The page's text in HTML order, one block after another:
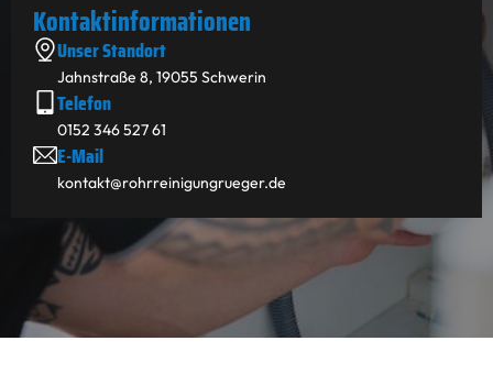
Kontakt­informationen
Unser Standort
Jahnstraße 8, 19055 Schwerin
Telefon
0152 346 527 61
E-Mail
kontakt@rohrreinigungrueger.de